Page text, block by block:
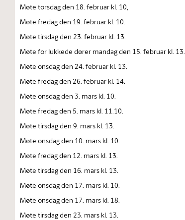
Møte torsdag den 18. februar kl. 10,
Møte fredag den 19. februar kl. 10.
Møte tirsdag den 23. februar kl. 13.
Møte for lukkede dører mandag den 15. februar kl. 13.
Møte onsdag den 24. februar kl. 13.
Møte fredag den 26. februar kl. 14.
Møte onsdag den 3. mars kl. 10.
Møte fredag den 5. mars kl. 11.10.
Møte tirsdag den 9. mars kl. 13.
Møte onsdag den 10. mars kl. 10.
Møte fredag den 12. mars kl. 13.
Møte tirsdag den 16. mars kl. 13.
Møte onsdag den 17. mars kl. 10.
Møte onsdag den 17. mars kl. 18.
Møte tirsdag den 23. mars kl. 13.